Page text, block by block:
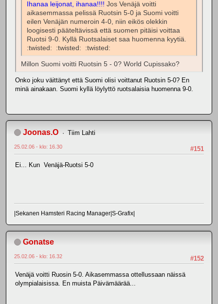
Ihanaa leijonat, ihanaa!!!! Jos Venäjä voitti
aikasemmassa pelissä Ruotsin 5-0 ja Suomi voitti
eilen Venäjän numeroin 4-0, niin eikös olekkin
loogisesti pääteltävissä että suomen pitäisi voittaa
Ruotsi 9-0. Kyllä Ruotsalaiset saa huomenna kyytiä.
:twisted: :twisted: :twisted:
Millon Suomi voitti Ruotsin 5 - 0? World Cupissako?
Onko joku väittänyt että Suomi olisi voittanut Ruotsin 5-0? En
minä ainakaan. Suomi kyllä löylyttö ruotsalaisia huomenna 9-0.
Joonas.O Tiim Lahti
#151
25.02.06 - klo: 16.30
Ei... Kun Venäjä-Ruotsi 5-0
|Sekanen Hamsteri Racing Manager|S-Grafix|
Gonatse
#152
25.02.06 - klo: 16.32
Venäjä voitti Ruosin 5-0. Aikasemmassa ottellussaan näissä
olympialaisissa. En muista Päivämäärää...